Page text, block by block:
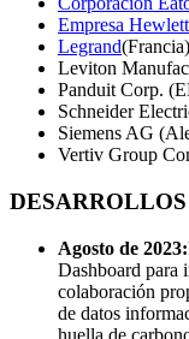
Empresa
Legrand(Francia)
Leviton
Panduit Corp.
Schneider
Siemens AG
Vertiv Group
Agosto de 2023:
Dashboard para
colaboración
de datos
huella de